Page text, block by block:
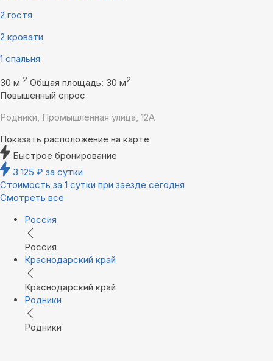
2 гостя
2 кровати
1 спальня
30 м 2 Общая площадь: 30 м2
Повышенный спрос
Родники, Промышленная улица, 12А
Показать расположение на карте
Быстрое бронирование
3 125 ₽ за сутки
Стоимость за 1 сутки при заезде сегодня
Смотреть все
Россия
Россия
Краснодарский край
Краснодарский край
Родники
Родники